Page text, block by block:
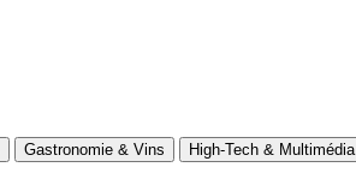
Gastronomie & Vins High-Tech & Multimédia